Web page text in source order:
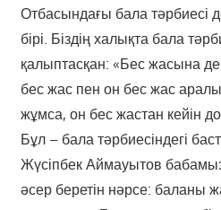
Отбасындағы бала
бірі. Біздің халықта бала
қалыптасқан: «Бес жасына
бес жас пен он бес жас
жұмса, он бес жастан кейін
Бұл – бала тәрбиесіндегі
Жүсіпбек Аймауытов
әсер беретін нәрсе: баланы